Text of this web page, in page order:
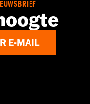
E-MAIL